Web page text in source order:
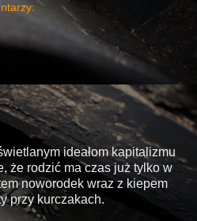
ideałom kapitalizmu
że rodzić ma czas już tylko w
noworodek wraz z kiepem
przy kurczakach.